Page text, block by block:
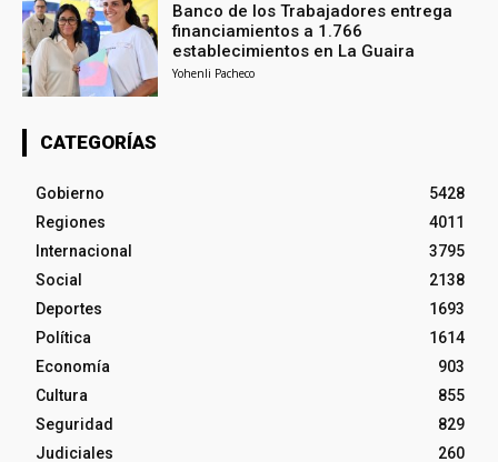
Banco de los Trabajadores entrega
financiamientos a 1.766
establecimientos en La Guaira
Yohenli Pacheco
CATEGORÍAS
Gobierno
5428
Regiones
4011
Internacional
3795
Social
2138
Deportes
1693
Política
1614
Economía
903
Cultura
855
Seguridad
829
Judiciales
260